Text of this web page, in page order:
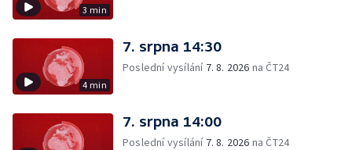
3 min
4 min
7. srpna 14:30
Poslední vysílání 7. 8. 2026 na ČT24
7. srpna 14:00
Poslední vysílání 7. 8. 2026 na ČT24